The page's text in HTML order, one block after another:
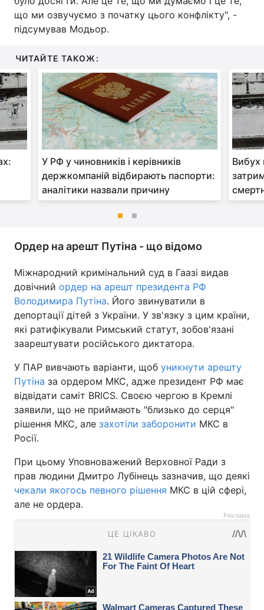
що ми озвучуємо з початку цього конфлікту", -
підсумував Модьор.
ЧИТАЙТЕ ТАКОЖ:
У РФ у чиновників і керівників
держкомпаній відбирають паспорти:
аналітики назвали причину
Вибух
Ордер на арешт Путіна - що відомо
Міжнародний кримінальний суд в Гаазі видав
довічний ордер на арешт президента РФ
Володимира Путіна. Його звинуватили в
депортації дітей з України. У зв'язку з цим країни,
які ратифікували Римський статут, зобов'язані
заарештувати російського диктатора.
У ПАР вивчають варіанти, щоб уникнути арешту
Путіна за ордером МКС, адже президент РФ має
відвідати саміт BRICS. Своєю чергою в Кремлі
заявили, що не приймають "близько до серця"
рішення МКС, але захотіли заборонити МКС в
Росії.
При цьому Уповноважений Верховної Ради з
прав людини Дмитро Лубінець зазначив, що деякі
чекали якогось певного рішення МКС в цій сфері,
але не ордера.
Реклама